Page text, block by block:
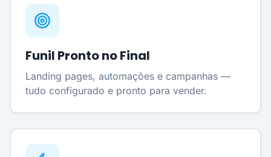
Funil Pronto no Final
Landing pages, automações e campanhas —
tudo configurado e pronto para vender.